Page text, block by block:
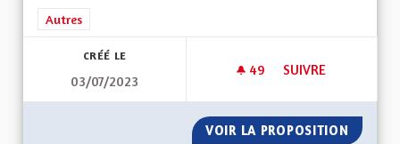
Filtrer les résultats de la catégorie : Autres
Autres
CRÉÉ LE
03/07/2023
49 49 ABONNÉS
SUIVRE
VOIR LA PROPOSITION LA